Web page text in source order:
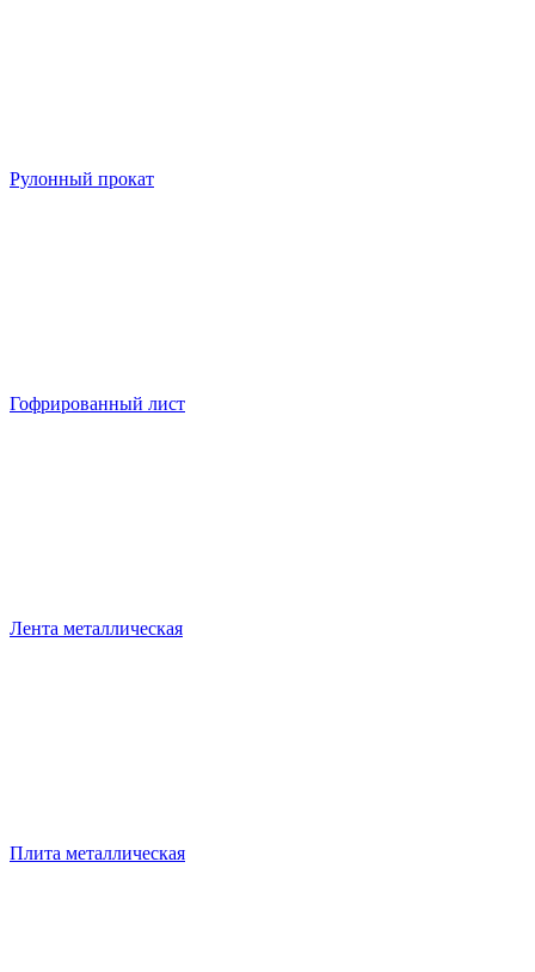
Рулонный прокат
Гофрированный лист
Лента металлическая
Плита металлическая